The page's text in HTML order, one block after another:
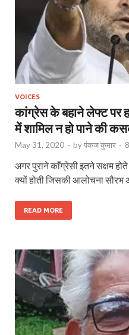
VOICES
कांग्रेस के बहाने लेफ्ट पर
में शामिल न हो पाने की
May 31, 2020 - byपंकज कुमार -
अगर पुराने काँग्रेसी इतने सक्षम
क्यों होती जिसकी आलोचना
READ MORE